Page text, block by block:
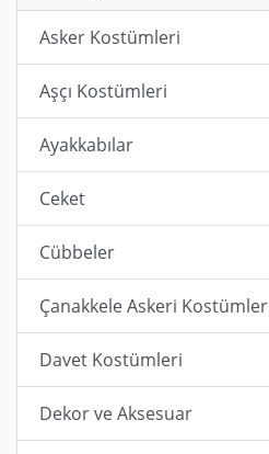
Asker Kostümleri
Aşçı Kostümleri
Ayakkabılar
Ceket
Cübbeler
Çanakkele Askeri Kostümler
Davet Kostümleri
Dekor ve Aksesuar